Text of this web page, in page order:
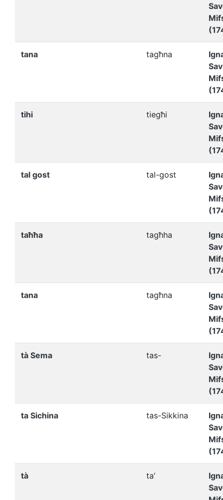
tana tagħna
tihi tiegħi
tal gost tal-gost
taħħa tagħha
tana tagћna
tà Sema tas-
ta Sichina tas-Sikkina
tà ta’